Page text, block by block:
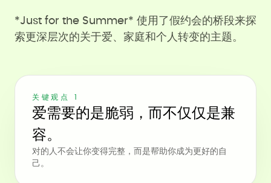
*Just for the Summer* 使用了假约会的桥段来探
索更深层次的关于爱、家庭和个人转变的主题。
关键观点 1
爱需要的是脆弱，而不仅仅是兼
容。
对的人不会让你变得完整，而是帮助你成为更好的自
己。